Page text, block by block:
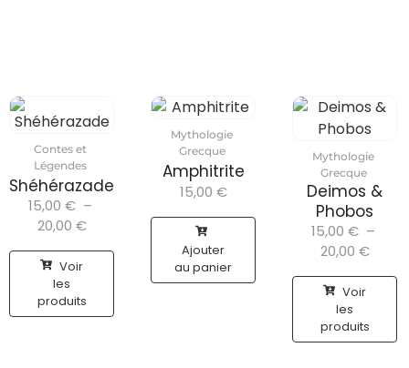
Contes et
Légendes
Shéhérazade
15,00 € –
20,00 €
Voir
les
produits
Mythologie
Grecque
Amphitrite
15,00 €
Ajouter
au panier
Mythologie
Grecque
Deimos &
Phobos
15,00 € –
20,00 €
Voir
les
produits